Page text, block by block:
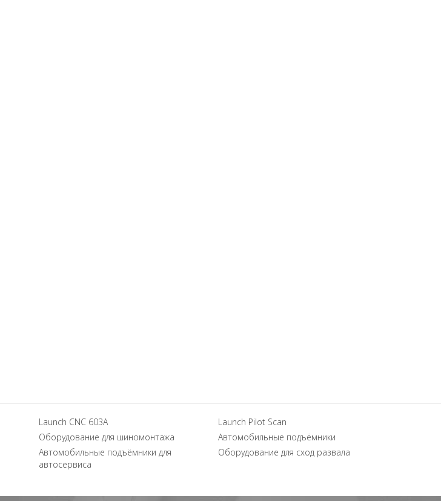
Launch CNC 603A
Launch Pilot Scan
Оборудование для шиномонтажа
Автомобильные подъёмники
Автомобильные подъёмники для
автосервиса
Оборудование для сход развала